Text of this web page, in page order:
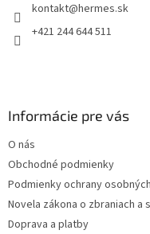
kontakt@hermes.sk
+421 244 644 511
Informácie pre vás
O nás
Obchodné podmienky
Podmienky ochrany
Novela zákona o zbraniach a
Doprava a platby